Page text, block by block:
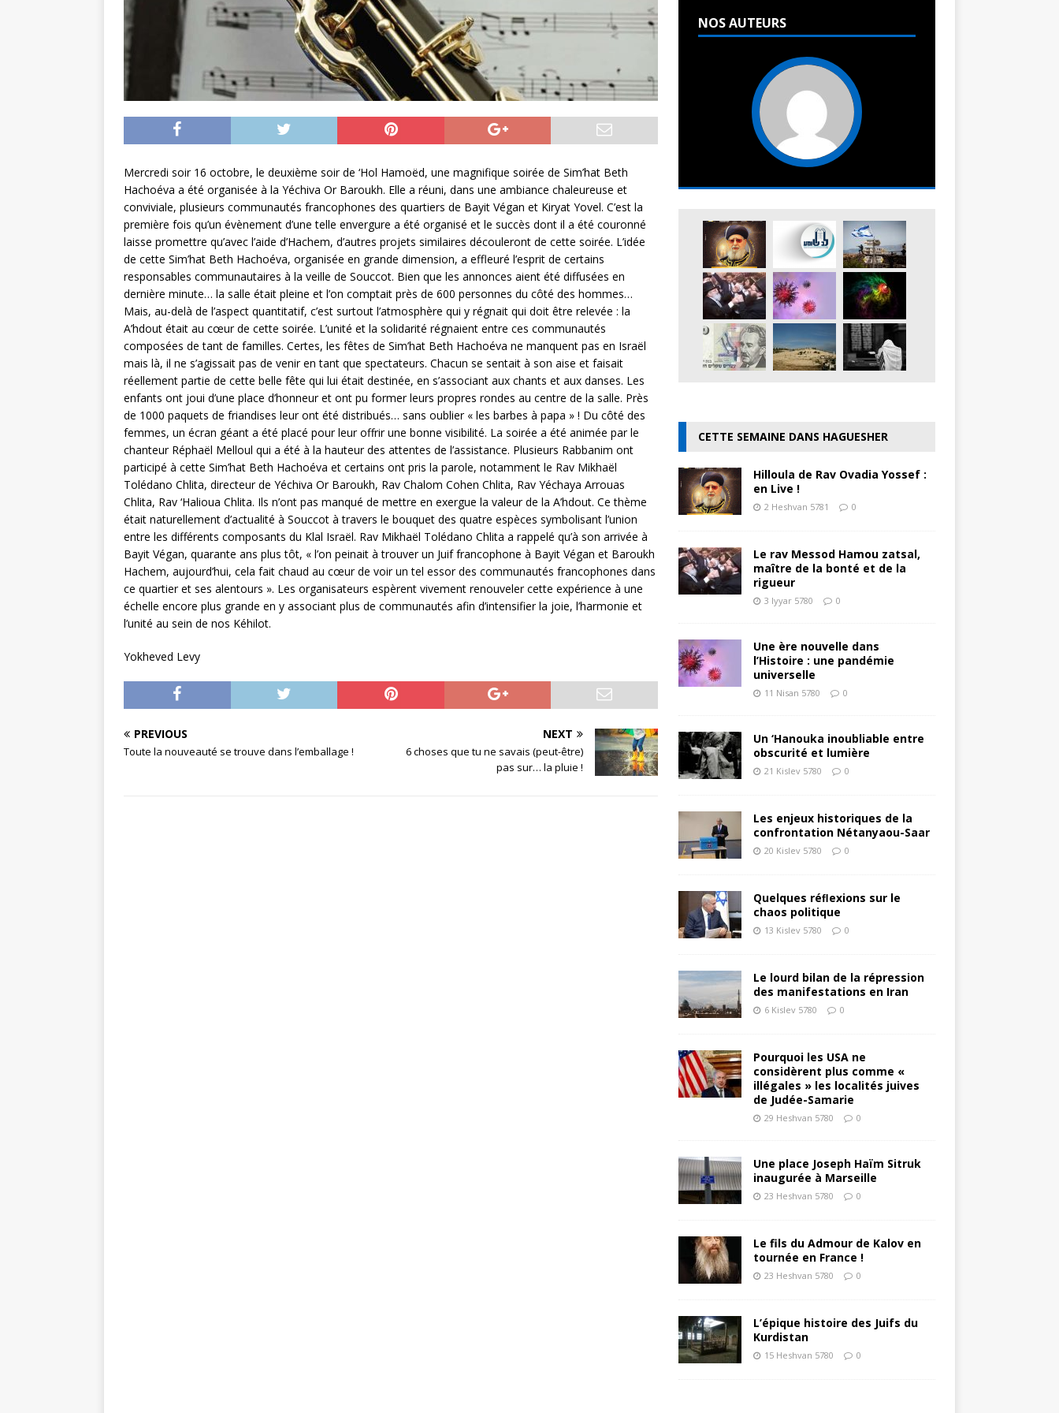
Mercredi soir 16 octobre, le deuxième soir de ‘Hol Hamoëd, une magnifique soirée de Sim’hat Beth
Hachoéva a été organisée à la Yéchiva Or Baroukh. Elle a réuni, dans une ambiance chaleureuse et
conviviale, plusieurs communautés francophones des quartiers de Bayit Végan et Kiryat Yovel. C’est la
première fois qu’un évènement d’une telle envergure a été organisé et le succès dont il a été couronné
laisse promettre qu’avec l’aide d’Hachem, d’autres projets similaires découleront de cette soirée. L’idée
de cette Sim’hat Beth Hachoéva, organisée en grande dimension, a effleuré l’esprit de certains
responsables communautaires à la veille de Souccot. Bien que les annonces aient été diffusées en
dernière minute… la salle était pleine et l’on comptait près de 600 personnes du côté des hommes…
Mais, au-delà de l’aspect quantitatif, c’est surtout l’atmosphère qui y régnait qui doit être relevée : la
A’hdout était au cœur de cette soirée. L’unité et la solidarité régnaient entre ces communautés
composées de tant de familles. Certes, les fêtes de Sim’hat Beth Hachoéva ne manquent pas en Israël
mais là, il ne s’agissait pas de venir en tant que spectateurs. Chacun se sentait à son aise et faisait
réellement partie de cette belle fête qui lui était destinée, en s’associant aux chants et aux danses. Les
enfants ont joui d’une place d’honneur et ont pu former leurs propres rondes au centre de la salle. Près
de 1000 paquets de friandises leur ont été distribués… sans oublier « les barbes à papa » ! Du côté des
femmes, un écran géant a été placé pour leur offrir une bonne visibilité. La soirée a été animée par le
chanteur Réphaël Melloul qui a été à la hauteur des attentes de l’assistance. Plusieurs Rabbanim ont
participé à cette Sim’hat Beth Hachoéva et certains ont pris la parole, notamment le Rav Mikhaël
Tolédano Chlita, directeur de Yéchiva Or Baroukh, Rav Chalom Cohen Chlita, Rav Yéchaya Arrouas
Chlita, Rav ‘Halioua Chlita. Ils n’ont pas manqué de mettre en exergue la valeur de la A’hdout. Ce thème
était naturellement d’actualité à Souccot à travers le bouquet des quatre espèces symbolisant l’union
entre les différents composants du Klal Israël. Rav Mikhaël Tolédano Chlita a rappelé qu’à son arrivée à
Bayit Végan, quarante ans plus tôt, « l’on peinait à trouver un Juif francophone à Bayit Végan et Baroukh
Hachem, aujourd’hui, cela fait chaud au cœur de voir un tel essor des communautés francophones dans
ce quartier et ses alentours ». Les organisateurs espèrent vivement renouveler cette expérience à une
échelle encore plus grande en y associant plus de communautés afin d’intensifier la joie, l’harmonie et
l’unité au sein de nos Kéhilot.
Yokheved Levy
PREVIOUS
Toute la nouveauté se trouve dans l’emballage !
NEXT
6 choses que tu ne savais (peut-être)
pas sur… la pluie !
NOS AUTEURS
CETTE SEMAINE DANS HAGUESHER
Hilloula de Rav Ovadia Yossef :
en Live !
2 Heshvan 5781 0
Le rav Messod Hamou zatsal,
maître de la bonté et de la
rigueur
3 Iyyar 5780 0
Une ère nouvelle dans
l’Histoire : une pandémie
universelle
11 Nisan 5780 0
Un ‘Hanouka inoubliable entre
obscurité et lumière
21 Kislev 5780 0
Les enjeux historiques de la
confrontation Nétanyaou-Saar
20 Kislev 5780 0
Quelques réﬂexions sur le
chaos politique
13 Kislev 5780 0
Le lourd bilan de la répression
des manifestations en Iran
6 Kislev 5780 0
Pourquoi les USA ne
considèrent plus comme «
illégales » les localités juives
de Judée-Samarie
29 Heshvan 5780 0
Une place Joseph Haïm Sitruk
inaugurée à Marseille
23 Heshvan 5780 0
Le fils du Admour de Kalov en
tournée en France !
23 Heshvan 5780 0
L’épique histoire des Juifs du
Kurdistan
15 Heshvan 5780 0